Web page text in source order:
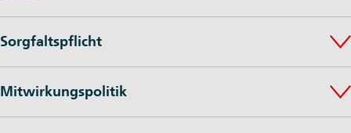
Sorgfaltspflicht
Mitwirkungspolitik